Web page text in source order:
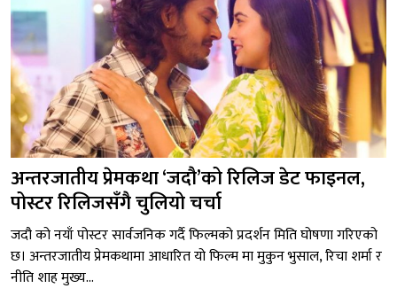
अन्तरजातीय प्रेमकथा ‘जदौ’को रिलिज डेट फाइनल,
पोस्टर रिलिजसँगै चुलियो चर्चा
जदौ को नयाँ पोस्टर सार्वजनिक गर्दै फिल्मको प्रदर्शन मिति घोषणा गरिएको
छ। अन्तरजातीय प्रेमकथामा आधारित यो फिल्म मा मुकुन भुसाल, रिचा शर्मा र
नीति शाह मुख्य...